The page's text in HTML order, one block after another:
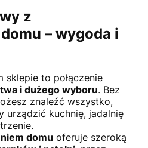
z
– wygoda i
sklepie to połączenie
i dużego wyboru. Bez
znaleźć wszystko,
urządzić kuchnię, jadalnię
domu oferuje szeroką